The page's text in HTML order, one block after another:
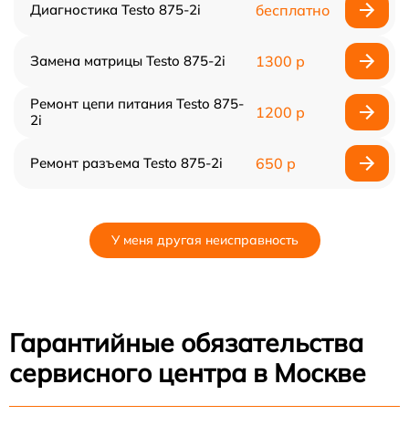
Диагностика Testo 875-2i бесплатно
Замена матрицы Testo 875-2i 1300 р
Ремонт цепи питания Testo 875-
2i
1200 р
Ремонт разъема Testo 875-2i 650 р
У меня другая неисправность
Гарантийные обязательства
сервисного центра в Москве